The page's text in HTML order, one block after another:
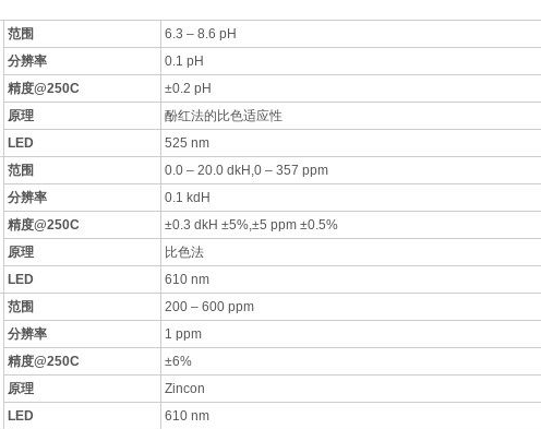
范围
6.3 – 8.6 pH
分辨率
0.1 pH
精度@250C
±0.2 pH
原理
酚红法的比色适应性
LED
525 nm
范围
0.0 – 20.0 dkH,0 – 357 ppm
分辨率
0.1 kdH
精度@250C
±0.3 dkH ±5%,±5 ppm ±0.5%
原理
比色法
LED
610 nm
范围
200 – 600 ppm
分辨率
1 ppm
精度@250C
±6%
原理
Zincon
LED
610 nm